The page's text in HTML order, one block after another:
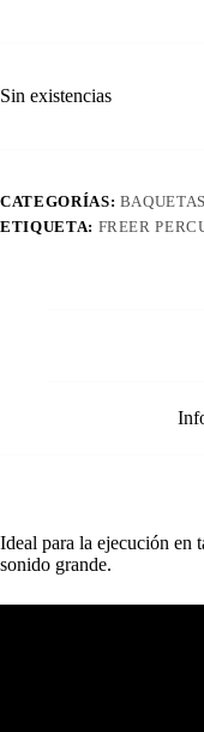
Sin existencias
CATEGORÍAS:
ETIQUETA: FREER
Ideal para la ejecución en
sonido grande.